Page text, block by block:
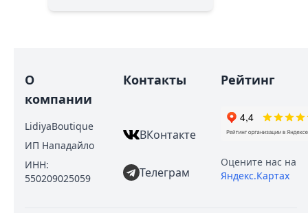
О
компании
LidiyaBoutique
ИП Нападайло
ИНН:
550209025059
Контакты
ВКонтакте
Телеграм
Рейтинг
Оцените нас на
Яндекс.Картах